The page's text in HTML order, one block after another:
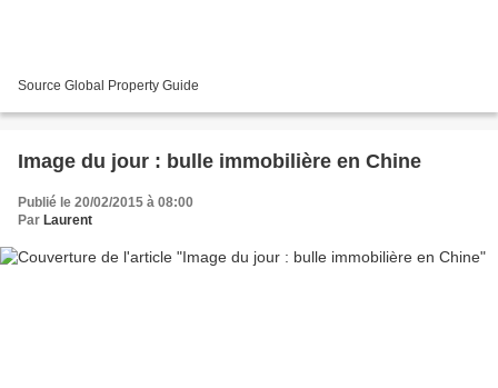
Source Global Property Guide
Image du jour : bulle immobilière en Chine
Publié le 20/02/2015 à 08:00
Par Laurent